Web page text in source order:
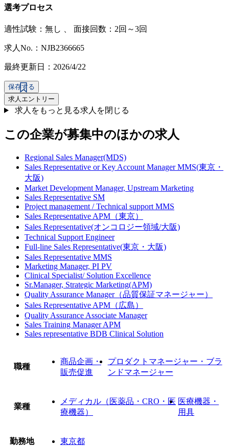
選考プロセス
適性試験： 無し 面接回数：2回～3回
求人No.：NJB2366665
最終更新日：2026/4/22
保存する
求人エントリー
求人をもっと見る求人を閉じる
この企業が募集中のほかの求人
Regional Sales Manager(MDS)
Sales Representative or Key Account Manager MMS(東京・
大阪)
Market Development Manager, Upstream Marketing
Sales Representative SM
Project management / Technical support MMS
Sales Representative APM（東京）
Sales Representative(オンコロジー領域/大阪)
Technical Support Engineer
Full-line Sales Representative(東京・大阪)
Sales Representative MMS
Marketing Manager, PI PV
Clinical Specialist/ Solution Excellence
Sr.Manager, Strategic Marketing(APM)
Quality Assurance Manager（品質保証マネージャー）
Sales Representative APM（広島）
Quality Assurance Associate Manager
Sales Training Manager APM
Sales representative BDB Clinical Solution
職種
商品企画・
販売促進
プロダクトマネージャー・ブラ
ンドマネージャー
業種
メディカル（医薬品・CRO・医
療機器）
医療機器・
用具
勤務地 東京都